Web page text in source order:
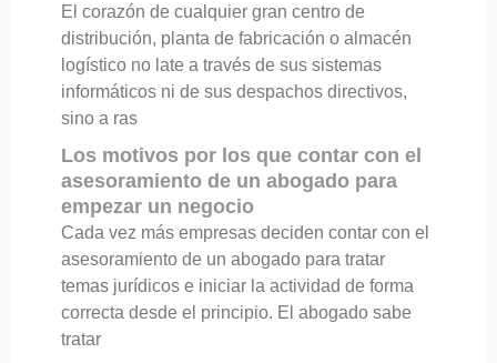
El corazón de cualquier gran centro de
distribución, planta de fabricación o almacén
logístico no late a través de sus sistemas
informáticos ni de sus despachos directivos,
sino a ras
Los motivos por los que contar con el
asesoramiento de un abogado para
empezar un negocio
Cada vez más empresas deciden contar con el
asesoramiento de un abogado para tratar
temas jurídicos e iniciar la actividad de forma
correcta desde el principio. El abogado sabe
tratar